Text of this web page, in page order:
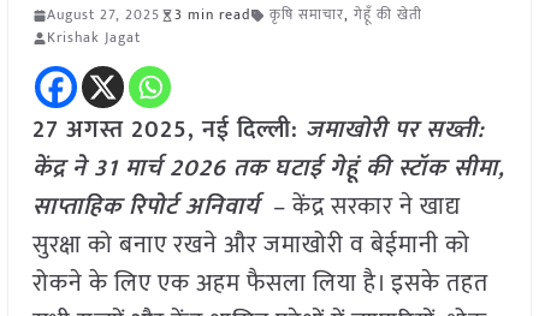
August 27, 2025 3 min read कृषि समाचार, गेहूँ की खेती
Krishak Jagat
27 अगस्त 2025, नई दिल्ली: जमाखोरी पर सख्ती:
केंद्र ने 31 मार्च 2026 तक घटाई गेहूं की स्टॉक सीमा,
साप्ताहिक रिपोर्ट अनिवार्य – केंद्र सरकार ने खाद्य
सुरक्षा को बनाए रखने और जमाखोरी व बेईमानी को
रोकने के लिए एक अहम फैसला लिया है। इसके तहत